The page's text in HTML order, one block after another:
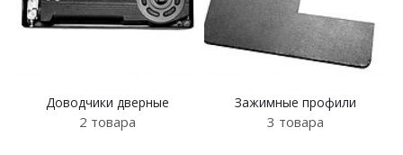
Доводчики дверные
2 товара
Зажимные профили
3 товара